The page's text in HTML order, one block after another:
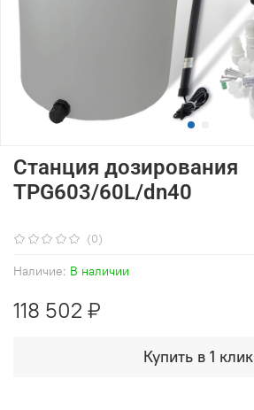
(0)
Наличие: В наличии
Станция дозирования
TPG603/60L/dn40
118 502 ₽
Купить в 1 клик